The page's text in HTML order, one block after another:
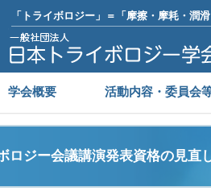
「トライボロジー」＝「摩擦・摩耗・潤
学会概要 活動内容・委員会
ロジー会議講演発表資格の見